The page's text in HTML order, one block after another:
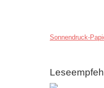
Sonnendruck-